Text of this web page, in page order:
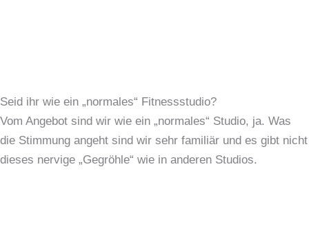
Seid ihr wie ein „normales“ Fitnessstudio?
Vom Angebot sind wir wie ein „normales“ Studio, ja. Was
die Stimmung angeht sind wir sehr familiär und es gibt nicht
dieses nervige „Gegröhle“ wie in anderen Studios.